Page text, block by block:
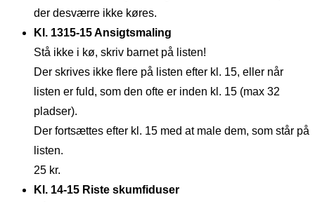
der desværre ikke køres.
Kl. 1315-15 Ansigtsmaling
Stå ikke i kø, skriv barnet på listen!
Der skrives ikke flere på listen efter kl. 15, eller når
listen er fuld, som den ofte er inden kl. 15 (max 32
pladser).
Der fortsættes efter kl. 15 med at male dem, som står på
listen.
25 kr.
Kl. 14-15 Riste skumfiduser